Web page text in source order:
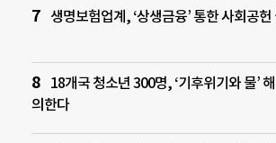
생명보험업계, ‘상생금융’ 통한 사회공헌
18개국 청소년 300명, ‘기후위기와 물’
의한다